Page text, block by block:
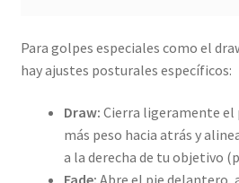
Para golpes especiales como el
hay ajustes posturales específicos:
Draw: Cierra ligeramente
más peso hacia atrás y
a la derecha de tu objetivo